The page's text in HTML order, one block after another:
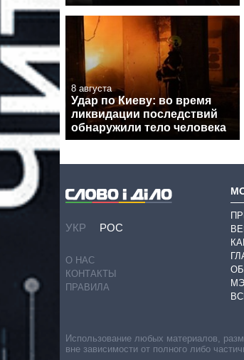
8 августа
Удар по Киеву: во время
ликвидации последствий
обнаружили тело человека
УКР РОС
О НАС
КОНТАКТЫ
ПРАВИЛА
Использование любых материалов,
вне зависимости от полного либо